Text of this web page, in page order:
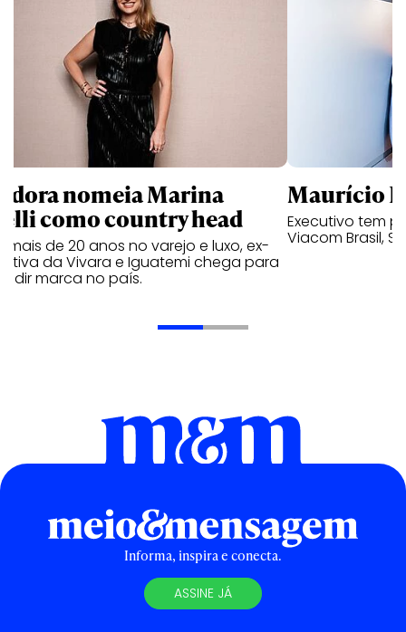
nomeia Marina
como country head
mais de 20 anos no varejo e luxo, ex-
da Vivara e Iguatemi chega para
marca no país.
Maurício
Executivo tem
Viacom Brasil,
Informa, inspira e conecta.
ASSINE JÁ